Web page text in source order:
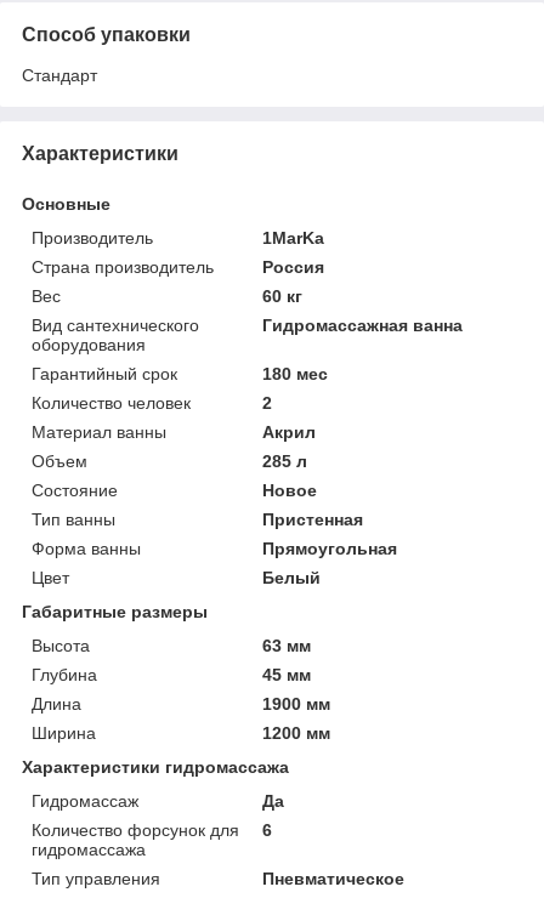
Способ упаковки
Стандарт
Характеристики
Основные
Производитель
1MarKa
Страна производитель
Россия
Вес
60 кг
Вид сантехнического
оборудования
Гидромассажная ванна
Гарантийный срок
180 мес
Количество человек
2
Материал ванны
Акрил
Объем
285 л
Состояние
Новое
Тип ванны
Пристенная
Форма ванны
Прямоугольная
Цвет
Белый
Габаритные размеры
Высота
63 мм
Глубина
45 мм
Длина
1900 мм
Ширина
1200 мм
Характеристики гидромассажа
Гидромассаж
Да
Количество форсунок для
гидромассажа
6
Тип управления Пневматическое